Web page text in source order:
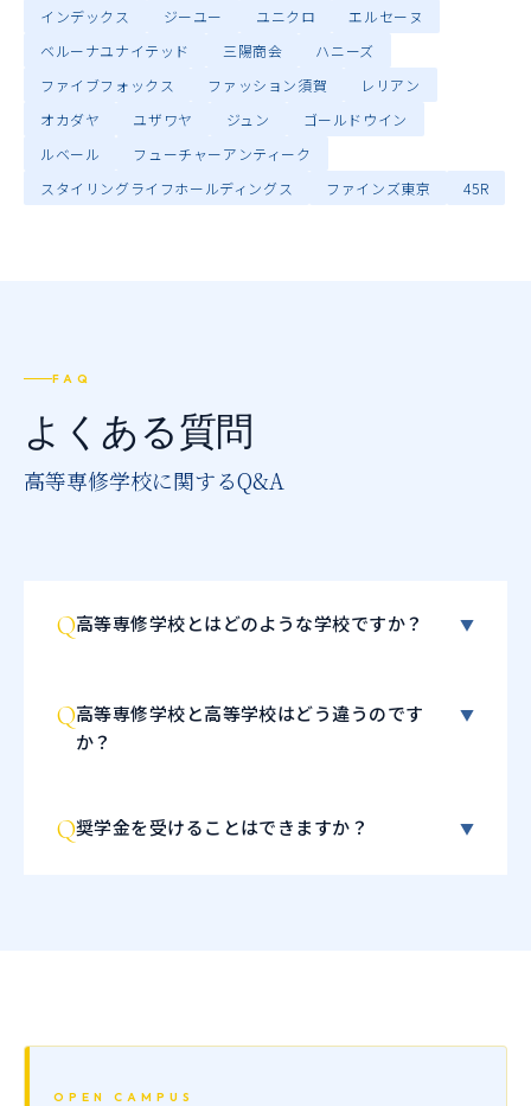
インデックス
ジーユー ユニクロ
エルセーヌ
ベルーナユナイテッド
三陽商会
ハニーズ
ファイブフォックス
ファッション須賀
レリアン
オカダヤ
ユザワヤ ジュン
ゴールドウイン
ルベール
フューチャーアンティーク
スタイリングライフホールディングス
ファインズ東京 45R
FAQ
よくある質問
高等専修学校に関するQ&A
Q高等専修学校とはどのような学校ですか？ ▼
Q高等専修学校と高等学校はどう違うのです
か？
▼
Q奨学金を受けることはできますか？ ▼
OPEN CAMPUS